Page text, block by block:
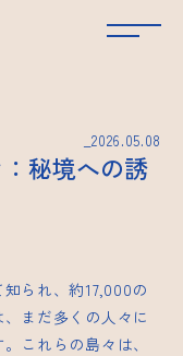
_2026.05.08
秘境への誘
られ、約17,000の
まだ多くの人々に
これらの島々は、